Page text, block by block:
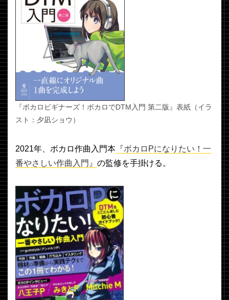
『ボカロビギナーズ！ボカロでDTM入門 第二版』表紙（イラ
スト：夕凪ショウ）
2021年、ボカロ作曲入門本 『ボカロPになりたい！一
番やさしい作曲入門』 の監修を手掛ける。